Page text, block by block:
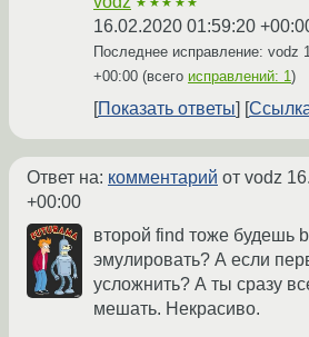
★★★★★
16.02.2020 01:59:20
Последнее исправление: vodz
+00:00 (всего исправлений: 1)
Показать ответы
Ответ на: комментарий от vodz
+00:00
второй find тоже будешь
эмулировать? А если
усложнить? А ты сразу
мешать. Некрасиво.